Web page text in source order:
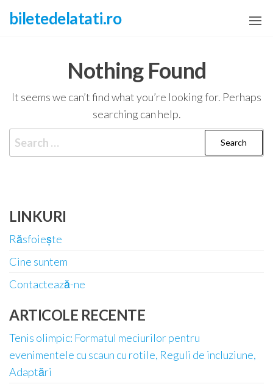
biletedelatati.ro
Nothing Found
It seems we can’t find what you’re looking for. Perhaps
searching can help.
for:
LINKURI
Răsfoiește
Cine suntem
Contactează-ne
ARTICOLE RECENTE
Tenis olimpic: Formatul meciurilor pentru
evenimentele cu scaun cu rotile, Reguli de incluziune,
Adaptări